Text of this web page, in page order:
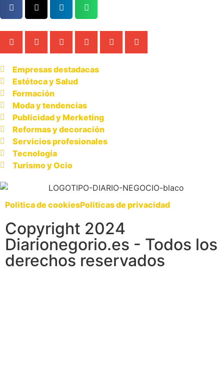
Empresas destadacas
Estétoca y Salud
Formación
Moda y tendencias
Publicidad y Merketing
Reformas y decoración
Servicios profesionales
Tecnología
Turismo y Ocio
Politica de cookiesPoliticas de privacidad
Copyright 2024
Diarionegorio.es - Todos los
derechos reservados